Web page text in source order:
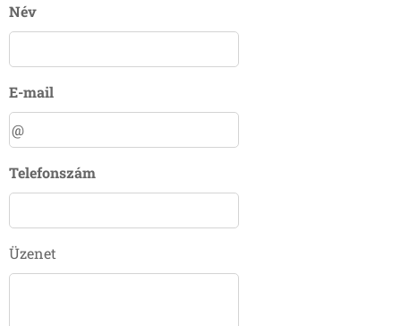
Név
E-mail
Telefonszám
Üzenet